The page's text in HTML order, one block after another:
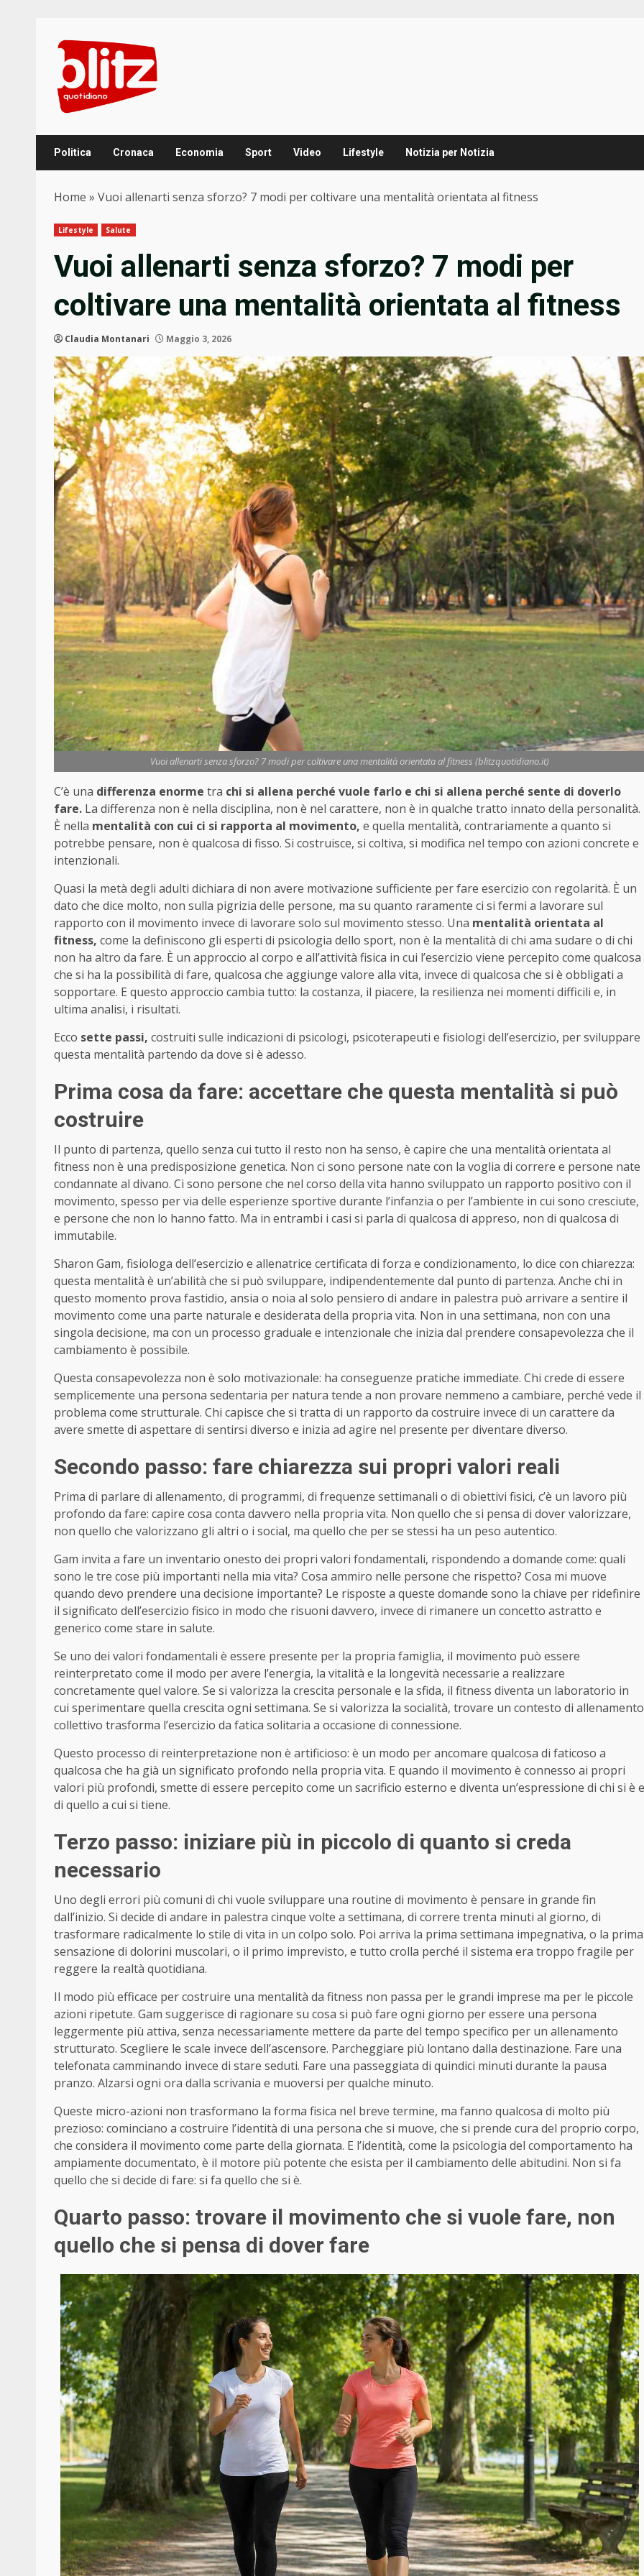
content
Politica Cronaca Economia Sport Video Lifestyle Notizia per Notizia
Home » Vuoi allenarti senza sforzo? 7 modi per coltivare una mentalità orientata al fitness
Lifestyle Salute
Vuoi allenarti senza sforzo? 7 modi per
coltivare una mentalità orientata al fitness
Claudia Montanari Maggio 3, 2026
Vuoi allenarti senza sforzo? 7 modi per coltivare una mentalità orientata al fitness (blitzquotidiano.it)
C’è una differenza enorme tra chi si allena perché vuole farlo e chi si allena perché sente di doverlo
fare. La differenza non è nella disciplina, non è nel carattere, non è in qualche tratto innato della personalità.
È nella mentalità con cui ci si rapporta al movimento, e quella mentalità, contrariamente a quanto si
potrebbe pensare, non è qualcosa di fisso. Si costruisce, si coltiva, si modifica nel tempo con azioni concrete e
intenzionali.
Quasi la metà degli adulti dichiara di non avere motivazione sufficiente per fare esercizio con regolarità. È un
dato che dice molto, non sulla pigrizia delle persone, ma su quanto raramente ci si fermi a lavorare sul
rapporto con il movimento invece di lavorare solo sul movimento stesso. Una mentalità orientata al
fitness, come la definiscono gli esperti di psicologia dello sport, non è la mentalità di chi ama sudare o di chi
non ha altro da fare. È un approccio al corpo e all’attività fisica in cui l’esercizio viene percepito come qualcosa
che si ha la possibilità di fare, qualcosa che aggiunge valore alla vita, invece di qualcosa che si è obbligati a
sopportare. E questo approccio cambia tutto: la costanza, il piacere, la resilienza nei momenti difficili e, in
ultima analisi, i risultati.
Ecco sette passi, costruiti sulle indicazioni di psicologi, psicoterapeuti e fisiologi dell’esercizio, per sviluppare
questa mentalità partendo da dove si è adesso.
Prima cosa da fare: accettare che questa mentalità si può
costruire
Il punto di partenza, quello senza cui tutto il resto non ha senso, è capire che una mentalità orientata al
fitness non è una predisposizione genetica. Non ci sono persone nate con la voglia di correre e persone nate
condannate al divano. Ci sono persone che nel corso della vita hanno sviluppato un rapporto positivo con il
movimento, spesso per via delle esperienze sportive durante l’infanzia o per l’ambiente in cui sono cresciute,
e persone che non lo hanno fatto. Ma in entrambi i casi si parla di qualcosa di appreso, non di qualcosa di
immutabile.
Sharon Gam, fisiologa dell’esercizio e allenatrice certificata di forza e condizionamento, lo dice con chiarezza:
questa mentalità è un’abilità che si può sviluppare, indipendentemente dal punto di partenza. Anche chi in
questo momento prova fastidio, ansia o noia al solo pensiero di andare in palestra può arrivare a sentire il
movimento come una parte naturale e desiderata della propria vita. Non in una settimana, non con una
singola decisione, ma con un processo graduale e intenzionale che inizia dal prendere consapevolezza che il
cambiamento è possibile.
Questa consapevolezza non è solo motivazionale: ha conseguenze pratiche immediate. Chi crede di essere
semplicemente una persona sedentaria per natura tende a non provare nemmeno a cambiare, perché vede il
problema come strutturale. Chi capisce che si tratta di un rapporto da costruire invece di un carattere da
avere smette di aspettare di sentirsi diverso e inizia ad agire nel presente per diventare diverso.
Secondo passo: fare chiarezza sui propri valori reali
Prima di parlare di allenamento, di programmi, di frequenze settimanali o di obiettivi fisici, c’è un lavoro più
profondo da fare: capire cosa conta davvero nella propria vita. Non quello che si pensa di dover valorizzare,
non quello che valorizzano gli altri o i social, ma quello che per se stessi ha un peso autentico.
Gam invita a fare un inventario onesto dei propri valori fondamentali, rispondendo a domande come: quali
sono le tre cose più importanti nella mia vita? Cosa ammiro nelle persone che rispetto? Cosa mi muove
quando devo prendere una decisione importante? Le risposte a queste domande sono la chiave per ridefinire
il significato dell’esercizio fisico in modo che risuoni davvero, invece di rimanere un concetto astratto e
generico come stare in salute.
Se uno dei valori fondamentali è essere presente per la propria famiglia, il movimento può essere
reinterpretato come il modo per avere l’energia, la vitalità e la longevità necessarie a realizzare
concretamente quel valore. Se si valorizza la crescita personale e la sfida, il fitness diventa un laboratorio in
cui sperimentare quella crescita ogni settimana. Se si valorizza la socialità, trovare un contesto di allenamento
collettivo trasforma l’esercizio da fatica solitaria a occasione di connessione.
Questo processo di reinterpretazione non è artificioso: è un modo per ancomare qualcosa di faticoso a
qualcosa che ha già un significato profondo nella propria vita. E quando il movimento è connesso ai propri
valori più profondi, smette di essere percepito come un sacrificio esterno e diventa un’espressione di chi si è e
di quello a cui si tiene.
Terzo passo: iniziare più in piccolo di quanto si creda
necessario
Uno degli errori più comuni di chi vuole sviluppare una routine di movimento è pensare in grande fin
dall’inizio. Si decide di andare in palestra cinque volte a settimana, di correre trenta minuti al giorno, di
trasformare radicalmente lo stile di vita in un colpo solo. Poi arriva la prima settimana impegnativa, o la prima
sensazione di dolorini muscolari, o il primo imprevisto, e tutto crolla perché il sistema era troppo fragile per
reggere la realtà quotidiana.
Il modo più efficace per costruire una mentalità da fitness non passa per le grandi imprese ma per le piccole
azioni ripetute. Gam suggerisce di ragionare su cosa si può fare ogni giorno per essere una persona
leggermente più attiva, senza necessariamente mettere da parte del tempo specifico per un allenamento
strutturato. Scegliere le scale invece dell’ascensore. Parcheggiare più lontano dalla destinazione. Fare una
telefonata camminando invece di stare seduti. Fare una passeggiata di quindici minuti durante la pausa
pranzo. Alzarsi ogni ora dalla scrivania e muoversi per qualche minuto.
Queste micro-azioni non trasformano la forma fisica nel breve termine, ma fanno qualcosa di molto più
prezioso: cominciano a costruire l’identità di una persona che si muove, che si prende cura del proprio corpo,
che considera il movimento come parte della giornata. E l’identità, come la psicologia del comportamento ha
ampiamente documentato, è il motore più potente che esista per il cambiamento delle abitudini. Non si fa
quello che si decide di fare: si fa quello che si è.
Quarto passo: trovare il movimento che si vuole fare, non
quello che si pensa di dover fare